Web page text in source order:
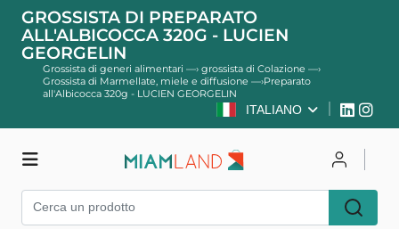
GROSSISTA DI PREPARATO
ALL'ALBICOCCA 320G - LUCIEN
GEORGELIN
Grossista di generi alimentari —› grossista di Colazione —›
Grossista di Marmellate, miele e diffusione —›Preparato
all'Albicocca 320g - LUCIEN GEORGELIN
ITALIANO
Per accedere